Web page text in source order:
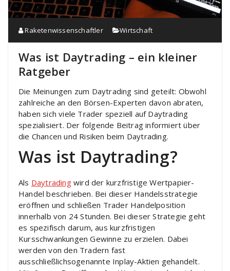
Raketenwissenschaftler Wirtschaft
Was ist Daytrading – ein kleiner
Ratgeber
Die Meinungen zum Daytrading sind geteilt: Obwohl
zahlreiche an den Börsen-Experten davon abraten,
haben sich viele Trader speziell auf Daytrading
spezialisiert. Der folgende Beitrag informiert über
die Chancen und Risiken beim Daytrading.
Was ist Daytrading?
Als Daytradingwird der kurzfristige Wertpapier-
Handel beschrieben. Bei dieser Handelsstrategie
eröffnen und schließen Trader Handelposition
innerhalb von 24 Stunden. Bei dieser Strategie geht
es spezifisch darum, aus kurzfristigen
Kursschwankungen Gewinne zu erzielen. Dabei
werden von den Tradern fast
ausschließlichsogenannte Inplay-Aktien gehandelt.